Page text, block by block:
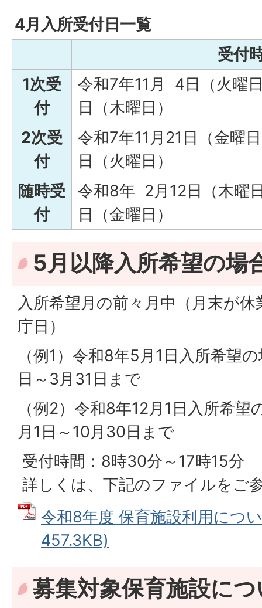
4月入所受付日一覧
受付
1次受
付
令和7年11月 4日（火曜
日（木曜日）
2次受
付
令和7年11月21日（金曜
日（火曜日）
随時受
付
令和8年 2月12日（木曜
日（金曜日）
5月以降入所希望の場
入所希望月の前々月中（月末が
庁日）
（例1）令和8年5月1日入所希望
日～3月31日まで
（例2）令和8年12月1日入所希
月1日～10月30日まで
受付時間：8時30分～17時15分
詳しくは、下記のファイルをご
令和8年度 保育施設利用につ
457.3KB)
募集対象保育施設に